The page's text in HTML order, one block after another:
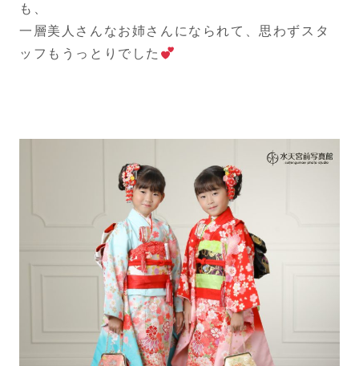
も、
一層美人さんなお姉さんになられて、思わずスタ
ッフもうっとりでした